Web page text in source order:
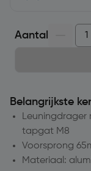
Aantal
Belangrijkste
tapgat M8
Voorsprong
Materiaal: